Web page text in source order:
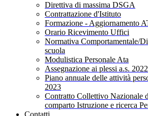
Direttiva di massima DSGA
Contrattazione d'Istituto
Formazione - Aggiornamento
Orario Ricevimento Uffici
Normativa Comportamentale/
scuola
Modulistica Personale Ata
Assegnazione ai plessi a.s.
Piano annuale delle attività
2023
Contratto Collettivo Nazionale
comparto Istruzione e ricerca